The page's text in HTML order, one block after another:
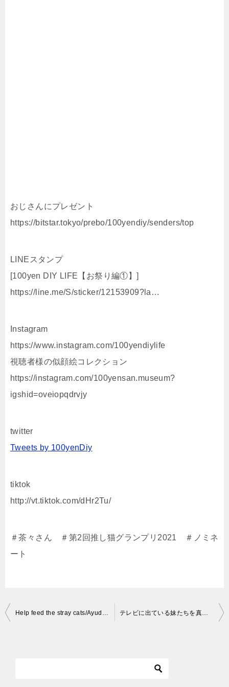
おじさんにプレゼント
https://bitstar.tokyo/prebo/100yendiy/senders/top
LINEスタンプ‬
‪[100yen DIY LIFE【お祭り編①】]‬
‪https://line.me/S/sticker/12153909?la…
Instagram
https://www.instagram.com/100yendiylife
視聴者様の似顔絵コレクション
https://instagram.com/100yensan.museum?
igshid=oveiopqdrvjy
twitter
Tweets by 100yenDiy
tiktok
http://vt.tiktok.com/dHr2Tu/
＃茶々さん ＃第2回推し猫グランプリ2021 ＃ノミネ
ート
投
Help feed the stray cats/Ayuda a alimentar a los gatos callejeros/Помогите накормить бездомных кошек テレビに出ている妹たちを真剣に見る兄猫がこちらですｗ